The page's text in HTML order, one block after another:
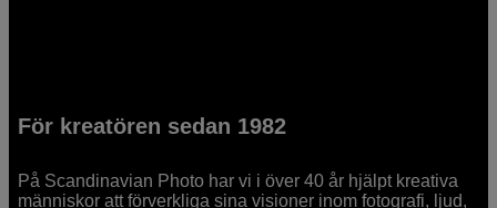
För kreatören sedan 1982
På Scandinavian Photo har vi i över 40 år hjälpt kreativa
människor att förverkliga sina visioner inom fotografi, ljud,